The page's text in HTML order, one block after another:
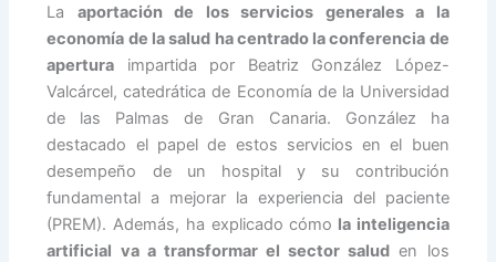
La aportación de los servicios generales a la
economía de la salud ha centrado la conferencia de
apertura impartida por Beatriz González López-
Valcárcel, catedrática de Economía de la Universidad
de las Palmas de Gran Canaria. González ha
destacado el papel de estos servicios en el buen
desempeño de un hospital y su contribución
fundamental a mejorar la experiencia del paciente
(PREM). Además, ha explicado cómo la inteligencia
artificial va a transformar el sector salud en los